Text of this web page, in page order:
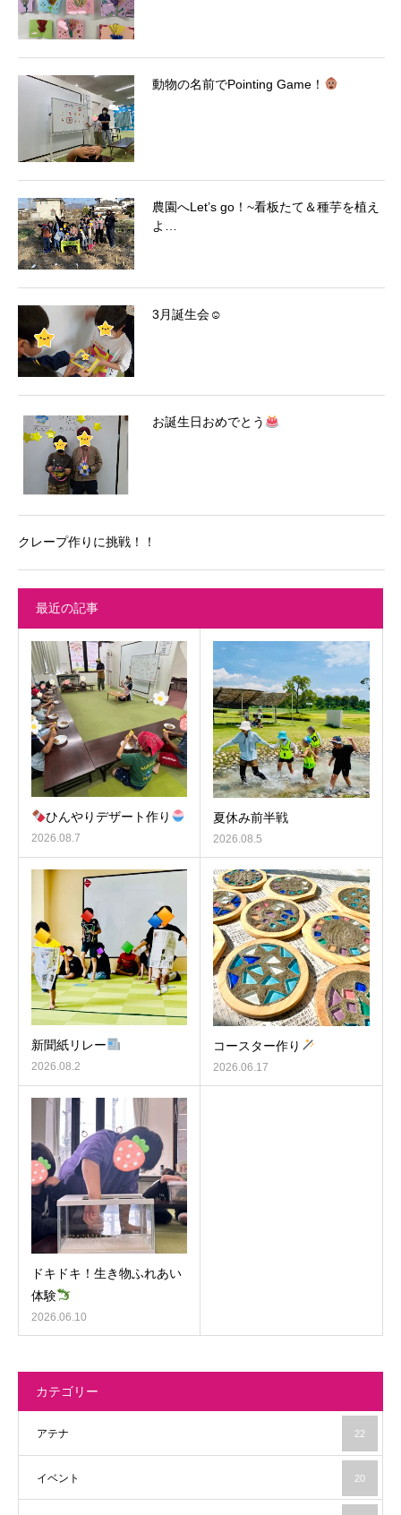
動物の名前でPointing Game！
農園へLet’s go！~看板たて＆種芋を植え
よ…
3月誕生会☺
お誕生日おめでとう
クレープ作りに挑戦！！
最近の記事
ひんやりデザート作り
2026.08.7
夏休み前半戦
2026.08.5
新聞紙リレー
2026.08.2
コースター作り
2026.06.17
ドキドキ！生き物ふれあい
体験
2026.06.10
カテゴリー
アテナ 22
イベント 20